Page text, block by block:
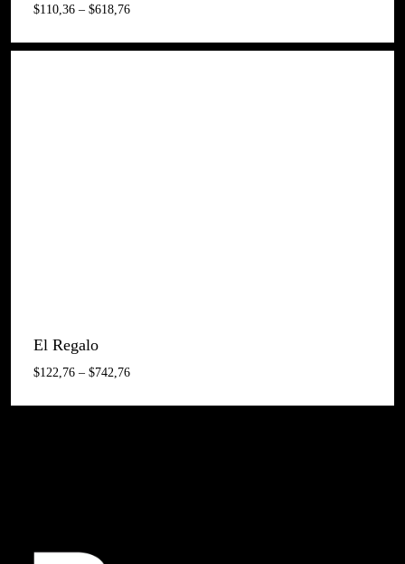
$110,36 – $618,76Interval
Preus:
El Regalo
$122,76 – $742,76Interval
Preus: